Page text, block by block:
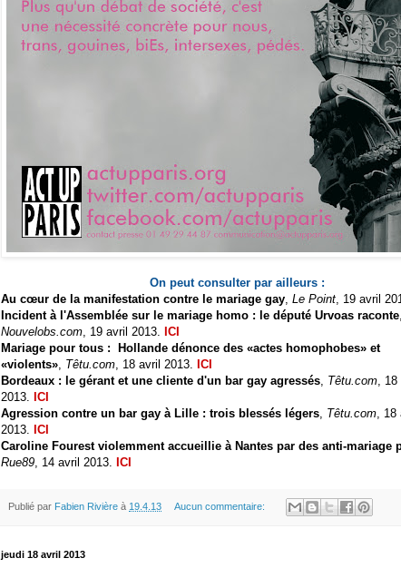
On peut consulter par ailleurs :
Au cœur de la manifestation contre le mariage gay Le Point , 19 avril
Incident à l'Assemblée sur le mariage homo : le député Urvoas raconte
Nouvelobs.com , 19 avril 2013. ICI
Mariage pour tous : Hollande dénonce des «actes homophobes» et
«violents» Têtu.com , 18 avril 2013. ICI
Bordeaux : le gérant et une cliente d'un bar gay agressés Têtu.com ,
2013. ICI
Agression contre un bar gay à Lille : trois blessés légers Têtu.com ,
2013. ICI
Caroline Fourest violemment accueillie à Nantes par des anti-mariage
Rue89 , 14 avril 2013. ICI
Publié par Fabien Rivière à 19.4.13 Aucun commentaire:
jeudi 18 avril 2013